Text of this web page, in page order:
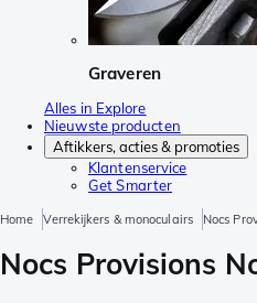
Graveren
Alles in Explore
Nieuwste producten
Aftikkers, acties & promoties
Klantenservice
Get Smarter
Home Verrekijkers & monoculairs Nocs
Nocs Provisions